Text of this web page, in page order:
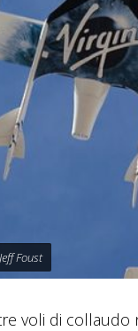
Foust
voli di collaudo